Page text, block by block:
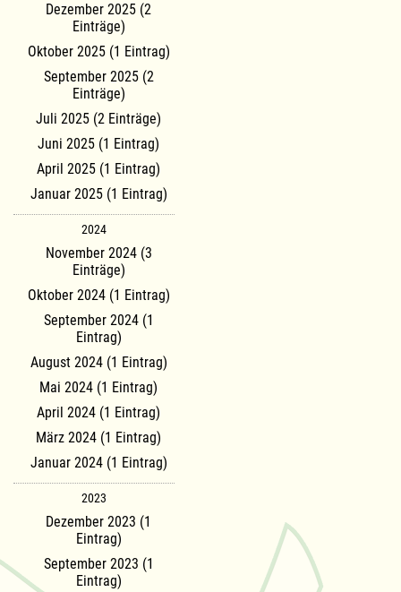
Dezember 2025 (2
Einträge)
Oktober 2025 (1 Eintrag)
September 2025 (2
Einträge)
Juli 2025 (2 Einträge)
Juni 2025 (1 Eintrag)
April 2025 (1 Eintrag)
Januar 2025 (1 Eintrag)
2024
November 2024 (3
Einträge)
Oktober 2024 (1 Eintrag)
September 2024 (1
Eintrag)
August 2024 (1 Eintrag)
Mai 2024 (1 Eintrag)
April 2024 (1 Eintrag)
März 2024 (1 Eintrag)
Januar 2024 (1 Eintrag)
2023
Dezember 2023 (1
Eintrag)
September 2023 (1
Eintrag)